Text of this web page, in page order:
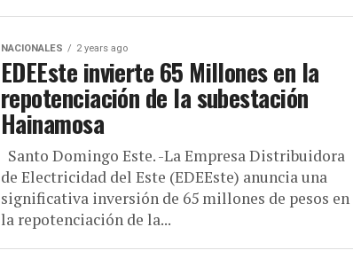
NACIONALES 2 years ago
EDEEste invierte 65 Millones en la
repotenciación de la subestación
Hainamosa
Santo Domingo Este. -La Empresa Distribuidora
de Electricidad del Este (EDEEste) anuncia una
significativa inversión de 65 millones de pesos en
la repotenciación de la...